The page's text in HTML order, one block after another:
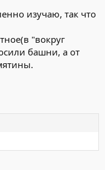
изучаю, так что
"вокруг
башни, а от